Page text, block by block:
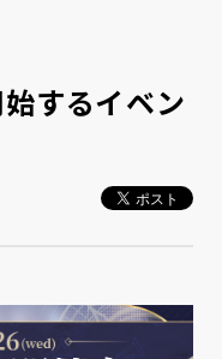
するイベン